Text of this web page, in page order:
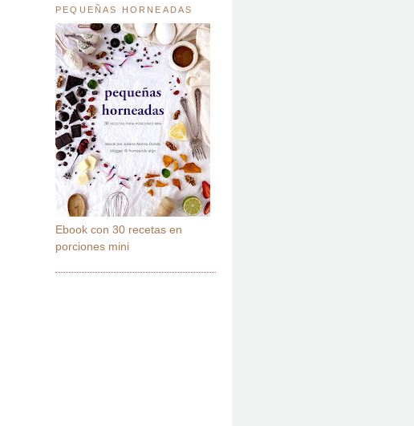
PEQUEÑAS HORNEADAS
Ebook con 30 recetas en
porciones mini